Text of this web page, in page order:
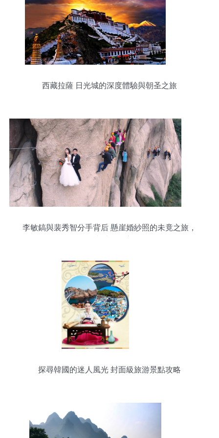
西藏拉薩 日光城的深度體驗與朝圣之旅
李敏鎬與裴秀智分手背后 懸崖婚紗照的未竟之旅，
探尋韓國的迷人風光 封面級旅游景點攻略